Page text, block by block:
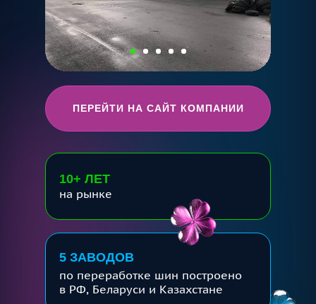
5 ЗАВОДОВ
10+ ЛЕТ
на рынке
по переработке шин построено
в РФ, Беларуси и Казахстане
ПЕРЕЙТИ НА САЙТ КОМПАНИИ